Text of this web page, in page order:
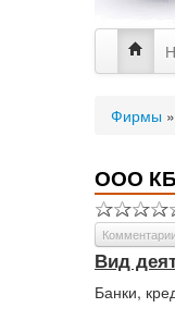
Фирмы »
ООО
Вид
Банки,